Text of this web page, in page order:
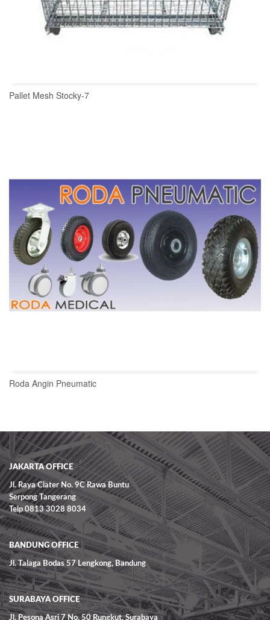
Pallet Mesh Stocky-7
READ MORE
Roda Angin Pneumatic
JAKARTA OFFICE
Jl. Raya Ciater No. 9C Rawa Buntu
Serpong Tangerang
Telp 0813 3028 8034
BANDUNG OFFICE
Jl. Talaga Bodas 57 Lengkong, Bandung
SURABAYA OFFICE
Jl. Pesona Asri 7 No. 50 Rungkut, Surabaya